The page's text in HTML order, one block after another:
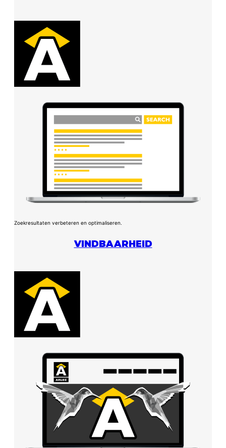
Zoekresultaten verbeteren en optimaliseren.
VINDBAARHEID